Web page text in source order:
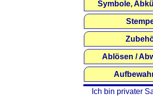
Symbole,
Ablösen /
Ich bin privater